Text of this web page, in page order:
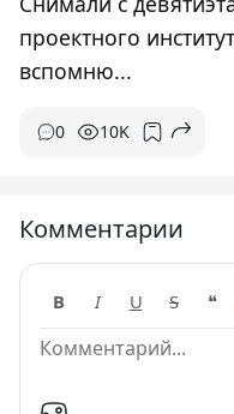
проектного
вспомню...
0 10K
Комментарии
B I U S ❝